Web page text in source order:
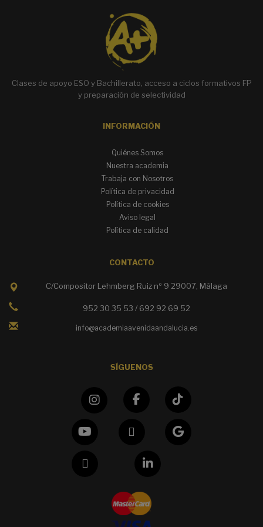
Clases de apoyo ESO y Bachillerato, acceso a ciclos formativos FP
y preparación de selectividad
INFORMACIÓN
Quiénes Somos
Nuestra academia
Trabaja con Nosotros
Política de privacidad
Política de cookies
Aviso legal
Política de calidad
CONTACTO
C/Compositor Lehmberg Ruiz nº 9 29007, Málaga
952 30 35 53 / 692 92 69 52
info@academiaavenidaandalucia.es
SÍGUENOS